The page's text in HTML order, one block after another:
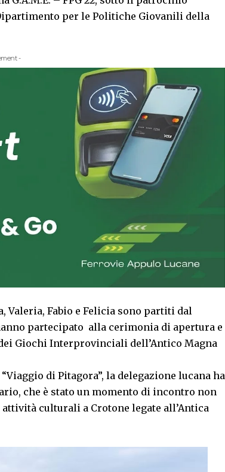
per le Politiche Giovanili della
-
Valeria, Fabio e Felicia sono partiti dal
partecipato alla cerimonia di apertura e
Giochi Interprovinciali dell’Antico Magna
di Pitagora”, la delegazione lucana ha
che è stato un momento di incontro non
culturali a Crotone legate all’Antica